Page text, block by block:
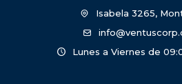
Isabela 3265,
Lunes a Viernes de